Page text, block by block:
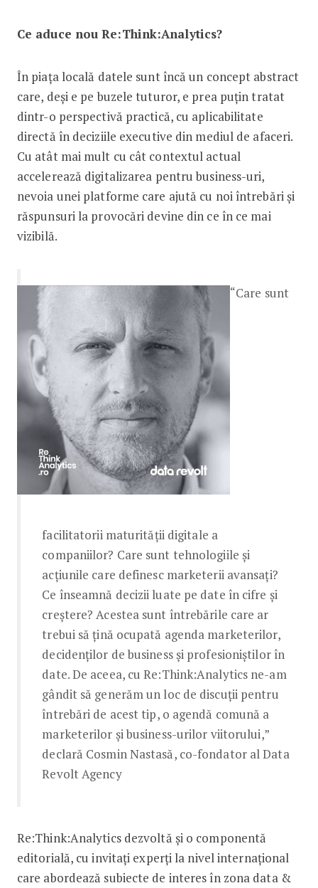
Ce aduce nou Re:Think:Analytics?
În piața locală datele sunt încă un concept abstract
care, deși e pe buzele tuturor, e prea puțin tratat
dintr-o perspectivă practică, cu aplicabilitate
directă în deciziile executive din mediul de afaceri.
Cu atât mai mult cu cât contextul actual
accelerează digitalizarea pentru business-uri,
nevoia unei platforme care ajută cu noi întrebări și
răspunsuri la provocări devine din ce în ce mai
vizibilă.
“Care sunt
facilitatorii maturității digitale a
companiilor? Care sunt tehnologiile și
acțiunile care definesc marketerii avansați?
Ce înseamnă decizii luate pe date în cifre și
creștere? Acestea sunt întrebările care ar
trebui să țină ocupată agenda marketerilor,
decidenților de business și profesioniștilor în
date. De aceea, cu Re:Think:Analytics ne-am
gândit să generăm un loc de discuții pentru
întrebări de acest tip, o agendă comună a
marketerilor și business-urilor viitorului,”
declară Cosmin Nastasă, co-fondator al Data
Revolt Agency
Re:Think:Analytics dezvoltă și o componentă
editorială, cu invitați experți la nivel internațional
care abordează subiecte de interes în zona data &